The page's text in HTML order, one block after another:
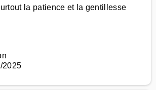
la patience et la gentillesse
2025